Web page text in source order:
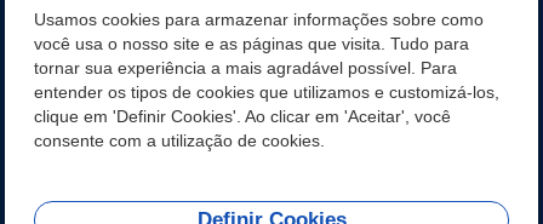
SERVIÇOS
SERVIÇOS DO DEPARTAMENTO DE RECEITA MUNICIPAL
Usamos cookies para armazenar informações sobre como
você usa o nosso site e as páginas que visita. Tudo para
tornar sua experiência a mais agradável possível. Para
entender os tipos de cookies que utilizamos e customizá-los,
clique em 'Definir Cookies'. Ao clicar em 'Aceitar', você
consente com a utilização de cookies.